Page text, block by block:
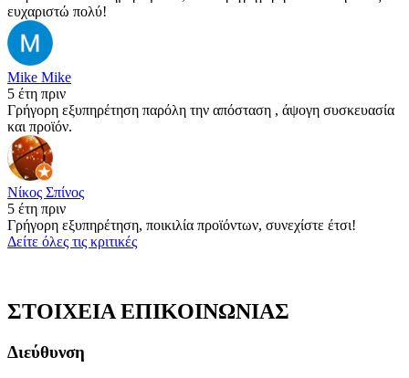
ευχαριστώ πολύ!
Mike Mike
5 έτη πριν
Γρήγορη εξυπηρέτηση παρόλη την απόσταση , άψογη συσκευασία
και προϊόν.
Νίκος Σπίνος
5 έτη πριν
Γρήγορη εξυπηρέτηση, ποικιλία προϊόντων, συνεχίστε έτσι!
Δείτε όλες τις κριτικές
ΣΤΟΙΧΕΙΑ ΕΠΙΚΟΙΝΩΝΙΑΣ
Διεύθυνση